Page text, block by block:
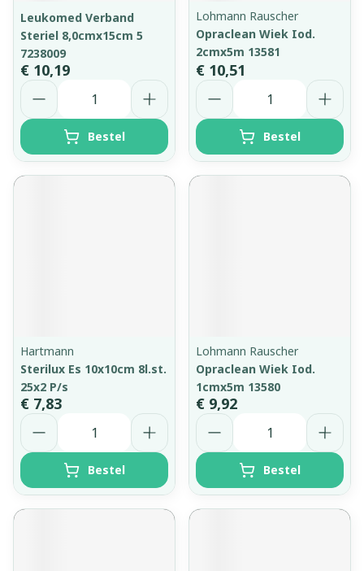
Leukomed Verband
Steriel 8,0cmx15cm 5
7238009
€ 10,19
Aantal
Bestel
Lohmann Rauscher
Opraclean Wiek Iod.
2cmx5m 13581
€ 10,51
Aantal
Bestel
Hartmann
Sterilux Es 10x10cm 8l.st.
25x2 P/s
€ 7,83
Aantal
Bestel
Lohmann Rauscher
Opraclean Wiek Iod.
1cmx5m 13580
€ 9,92
Aantal
Bestel